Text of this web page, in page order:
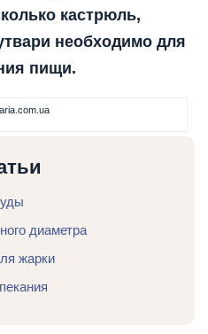
кастрюль,
необходимо для
пищи.
диаметра
жарки